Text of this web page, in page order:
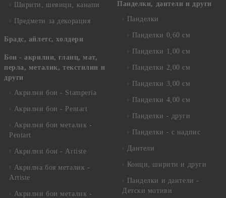
Ширити, шевици, канапи
Предмети за декорация
Брадс, айлетс, холдери
Бои - акрилни, гланц, мат,
перла, металик, текстилни и
други
Акрилни бои - Stamperia
Акрилни бои - Pentart
Акрилни бои металик -
Pentart
Акрилни бои - Artiste
Акрилна боя металик -
Artiste
Акрилни бои металик -
Панделки, дантели и други
Панделки
Панделки 0,60 см
Панделки 1,00 см
Панделки 2,00 см
Панделки 3,00 см
Панделки 4,00 см
Панделки - други
Панделки - с надпис
Дантели
Конци, ширити и други
Панделки и дантели -
Детски мотиви